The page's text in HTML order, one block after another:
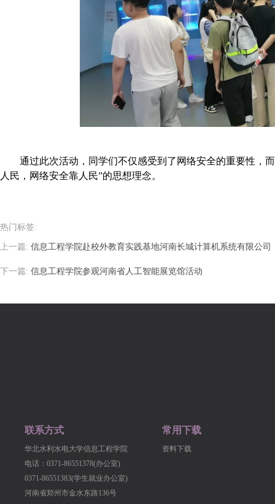
通过此次活动，同学们不仅感受到了网络安全的重要性，
人民，网络安全靠人民”的思想理念。
热门标签:
上一篇: 信息工程学院赴校外教育实践基地河南长城计算机系统有限公司
下一篇: 信息工程学院参观河南省人工智能展览馆活动
联系方式
华北水利水电大学信息工程学院
电话：0371-86551378(办公室)
0371-86551383(学生就业办公室)
河南省郑州市金水东路136号
常用下载
资料下载